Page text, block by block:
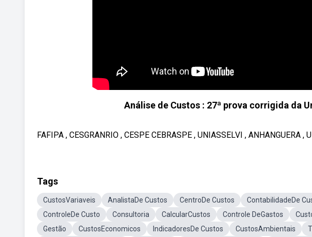
Análise de Custos : 27ª prova corrigida da
FAFIPA , CESGRANRIO , CESPE CEBRASPE , UNIASSELVI , ANHANGUERA ,
Tags
CustosVariaveis AnalistaDe Custos CentroDe Custos ContabilidadeDe
ControleDe Custo
Consultoria CalcularCustos Controle DeGastos
Gestão
CustosEconomicos IndicadoresDe Custos CustosAmbientais